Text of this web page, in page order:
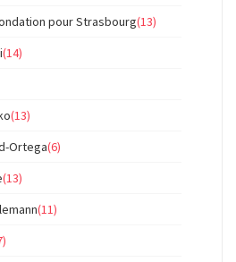
pour Strasbourg(13)
(14)
(13)
Ortega(6)
(13)
(11)